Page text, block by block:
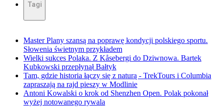
Tagi
Master Plany szansą na poprawę kondycji polskiego sportu.
Słowenia świetnym przykładem
Wielki sukces Polaka. Z Kåsebergi do Dziwnowa. Bartek
Kubkowski przepłynął Bałtyk
Tam, gdzie historia łączy się z naturą - TrekTours i Columbia
zapraszają na rajd pieszy w Modlinie
Antoni Kowalski o krok od Shenzhen Open. Polak pokonał
wyżej notowanego rywala